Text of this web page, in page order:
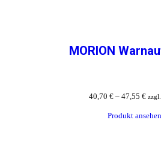
MORION
40,70 €– 47,55 €
Produkt ansehen